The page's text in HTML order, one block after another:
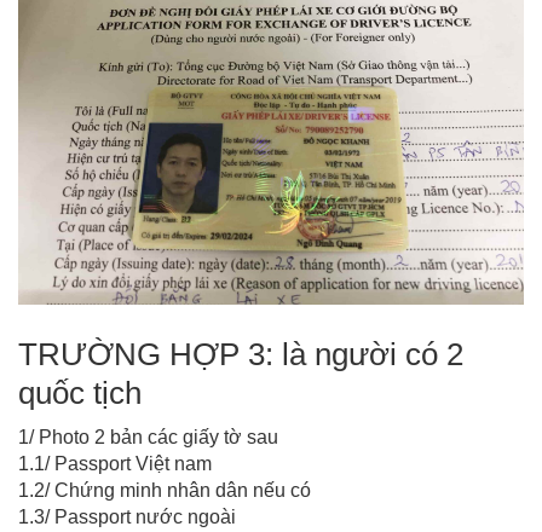
TRƯỜNG HỢP 3: là người có 2
quốc tịch
1/ Photo 2 bản các giấy tờ sau
1.1/ Passport Việt nam
1.2/ Chứng minh nhân dân nếu có
1.3/ Passport nước ngoài